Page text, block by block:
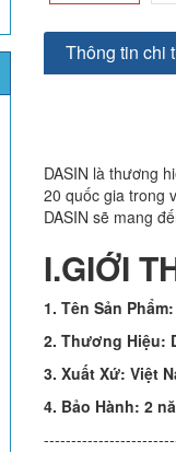
Thông tin chi
DASIN là thương
20 quốc gia trong
DASIN sẽ mang
I.GIỚI
1. Tên Sản
2. Thương Hiệu:
3. Xuất Xứ: Việt
4. Bảo Hành: 2